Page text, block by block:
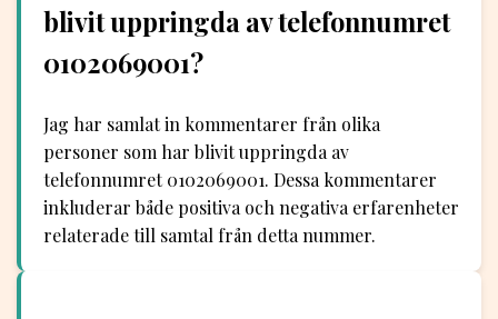
blivit uppringda av telefonnumret
0102069001?
Jag har samlat in kommentarer från olika
personer som har blivit uppringda av
telefonnumret 0102069001. Dessa kommentarer
inkluderar både positiva och negativa erfarenheter
relaterade till samtal från detta nummer.